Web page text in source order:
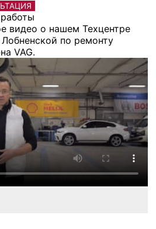
видео о нашем Техцентре
по ремонту
VAG.